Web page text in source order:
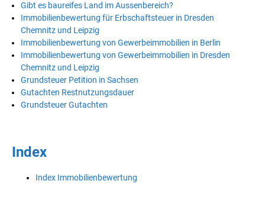
Gibt es baureifes Land im Aussenbereich?
Immobilienbewertung für Erbschaftsteuer in Dresden
Chemnitz und Leipzig
Immobilienbewertung von Gewerbeimmobilien in Berlin
Immobilienbewertung von Gewerbeimmobilien in Dresden
Chemnitz und Leipzig
Grundsteuer Petition in Sachsen
Gutachten Restnutzungsdauer
Grundsteuer Gutachten
Index
Index Immobilienbewertung